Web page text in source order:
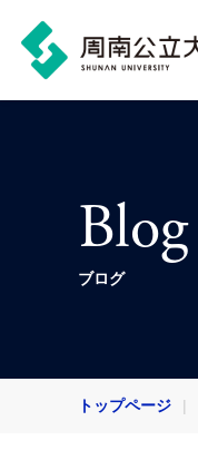
Blog
ブログ
トップページ